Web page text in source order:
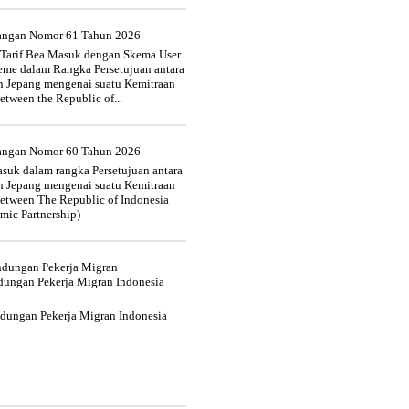
Nomor 61 Tahun 2026
Bea Masuk dengan Skema User
dalam Rangka Persetujuan antara
mengenai suatu Kemitraan
the Republic of...
Nomor 60 Tahun 2026
dalam rangka Persetujuan antara
mengenai suatu Kemitraan
The Republic of Indonesia
Partnership)
Pekerja Migran
Pekerja Migran Indonesia
Pekerja Migran Indonesia